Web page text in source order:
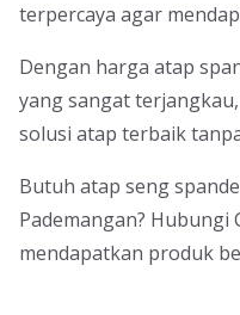
terpercaya agar
Dengan harga atap
yang sangat
solusi atap terbaik
Butuh atap seng
Pademangan? Hubungi
mendapatkan produk